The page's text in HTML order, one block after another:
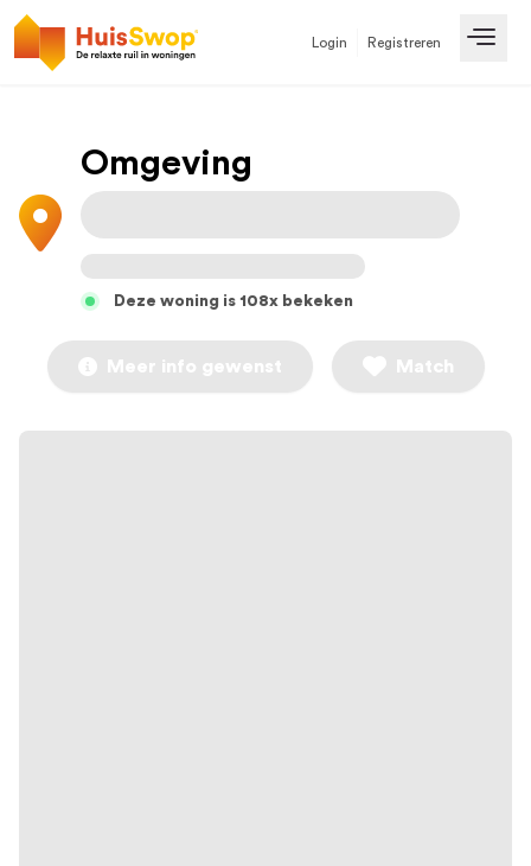
Login Registreren
Omgeving
Deze woning is 108x bekeken
Meer info gewenst Match